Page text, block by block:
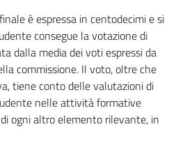
è espressa in centodecimi e si
consegue la votazione di
dalla media dei voti espressi da
commissione. Il voto, oltre che
tiene conto delle valutazioni di
nelle attività formative
ogni altro elemento rilevante, in